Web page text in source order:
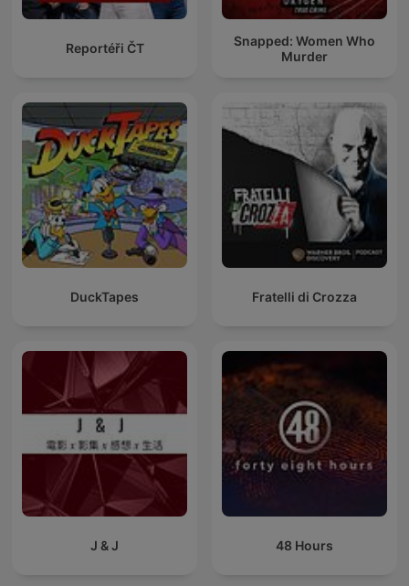
Reportéři ČT
Snapped: Women Who
Murder
DuckTapes Fratelli di Crozza
J & J 48 Hours